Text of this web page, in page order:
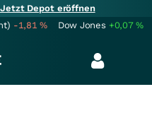
Depot eröffnen
-1,81% Dow Jones +0,07%